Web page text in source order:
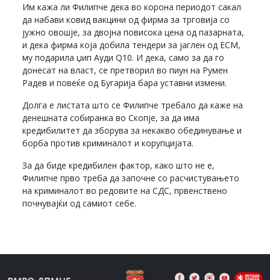
Им кажа ли Филипче дека во корона периодот сакал
да набави ковид вакцини од фирма за трговија со
јужно овошје, за двојна повисока цена од пазарната,
и дека фирма која добила тендери за јаглен од ЕСМ,
му подарила џип Ауди Q10. И дека, само за да го
донесат на власт, се претворил во пиун на Румен
Радев и повеќе од Бугарија бара уставни измени.
Долга е листата што се Филипче требало да каже на
денешната собиранка во Скопје, за да има
кредибилитет да зборува за некакво обединување и
борба против криминалот и корупцијата.
За да биде кредибилен фактор, како што не е,
Филипче прво треба да започне со расчистувањето
на криминалот во редовите на СДС, првенствено
почнувајќи од самиот себе.